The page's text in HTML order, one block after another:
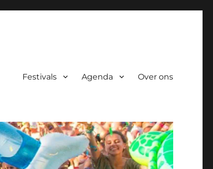
Festivals Agenda Over ons